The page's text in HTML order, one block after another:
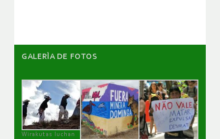
GALERÌA DE FOTOS
Wirakutas luchan